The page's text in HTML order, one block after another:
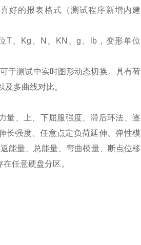
好的报表格式（测试程序新增内建
T、Kg、N、KN、g、lb，变形单位
于测试中实时图形动态切换。具有荷
多曲线对比。
量、上、下屈服强度、滞后环法、逐
长强度、任意点定负荷延伸、弹性模
能量、总能量、弯曲模量、断点位移
任意硬盘分区。